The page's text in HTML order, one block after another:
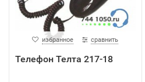
избранное сравнить
Телефон Телта 217-18